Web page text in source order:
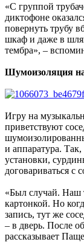
«С группой
диктофоне
повернуть трубу
шкаф и даже в
тембра», –
Шумоизоляция
Игру на
приветствуют
и аппаратура.
установки,
договариваться с
«Был случай. Наш
картонкой. Но
запись, тут же
– в дверь. После
рассказывает